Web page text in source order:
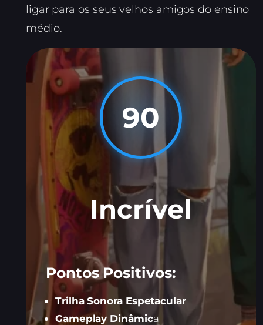
ligar para os seus velhos amigos do ensino
médio.
90
Incrível
Pontos Positivos:
Trilha Sonora Espetacular
Gameplay Dinâmica